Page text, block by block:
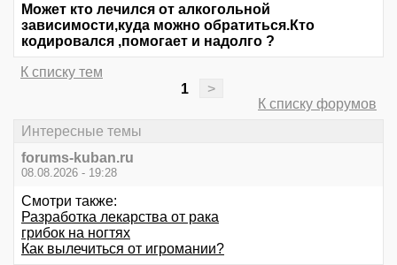
Может кто лечился от алкогольной
зависимости,куда можно обратиться.Кто
кодировался ,помогает и надолго ?
К списку тем
1
>
К списку форумов
Интересные темы
forums-kuban.ru
08.08.2026 - 19:28
Смотри также:
Разработка лекарства от рака
грибок на ногтях
Как вылечиться от игромании?